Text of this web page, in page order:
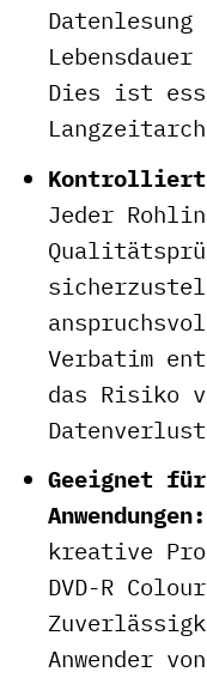
Dies ist
Jeder
Verbatim
das Risiko
Geeignet
Anwendungen:
kreative
DVD-R
Anwender